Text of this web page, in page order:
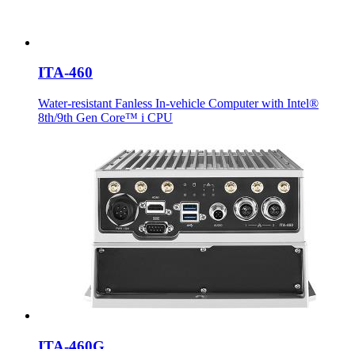
ITA-460
Water-resistant Fanless In-vehicle Computer with Intel®
8th/9th Gen Core™ i CPU